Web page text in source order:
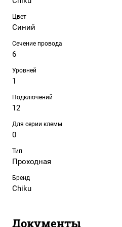
Цвет
Синий
Сечение провода
6
Уровней
1
Подключений
12
Для серии клемм
0
Тип
Проходная
Бренд
Chiku
Документы